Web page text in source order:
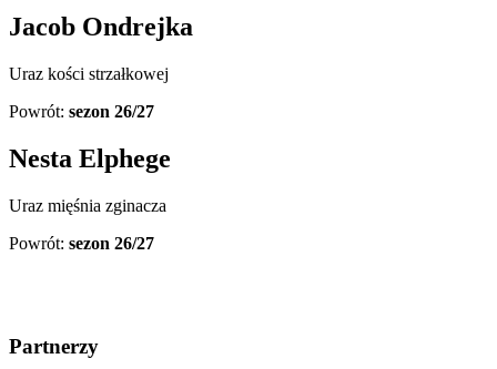
Jacob Ondrejka
Uraz kości strzałkowej
Powrót: sezon 26/27
Nesta Elphege
Uraz mięśnia zginacza
Powrót: sezon 26/27
Partnerzy